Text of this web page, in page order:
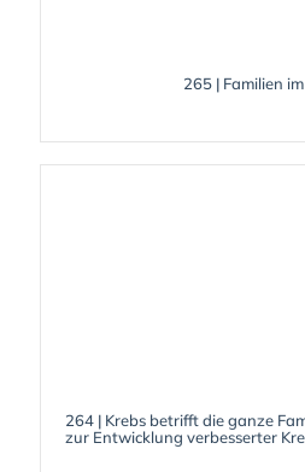
265 | Familien
264 | Krebs betrifft die ganze
zur Entwicklung verbesserter